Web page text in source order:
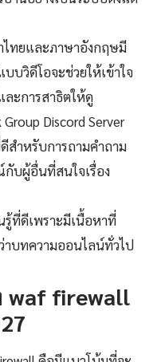
ทยและภาษาอังกฤษมี
บวิดีโอจะช่วยให้เข้าใจ
ะการสาธิตให้ดู
Discord Server
สำหรับการถามคำถาม
บผู้อื่นที่สนใจเรื่อง
รู้ที่ดีเพราะมีเนื้อหาที่
าบทความออนไลน์ทั่วไป
waf firewall